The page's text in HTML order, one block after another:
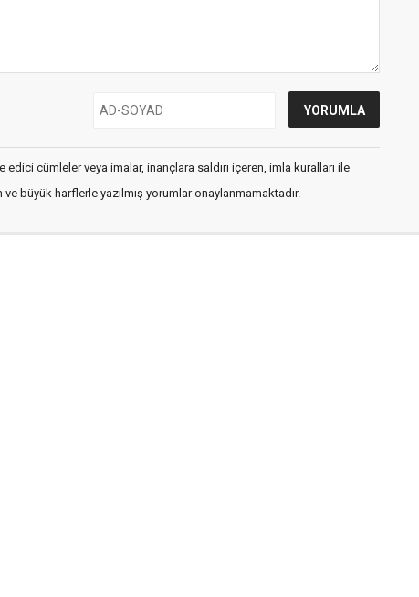
edici cümleler veya imalar, inançlara saldırı içeren, imla kuralları ile
büyük harflerle yazılmış yorumlar onaylanmamaktadır.